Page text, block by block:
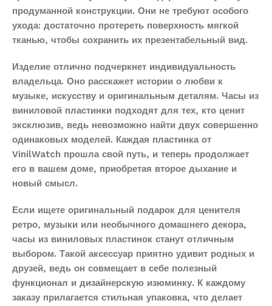
продуманной конструкции. Они не требуют особого
ухода: достаточно протереть поверхность мягкой
тканью, чтобы сохранить их презентабельный вид.
Изделие отлично подчеркнет индивидуальность
владельца. Оно расскажет истории о любви к
музыке, искусству и оригинальным деталям. Часы из
виниловой пластинки подходят для тех, кто ценит
эксклюзив, ведь невозможно найти двух совершенно
одинаковых моделей. Каждая пластинка от
VinilWatch прошла свой путь, и теперь продолжает
его в вашем доме, приобретая второе дыхание и
новый смысл.
Если ищете оригинальный подарок для ценителя
ретро, музыки или необычного домашнего декора,
часы из виниловых пластинок станут отличным
выбором. Такой аксессуар приятно удивит родных и
друзей, ведь он совмещает в себе полезный
функционал и дизайнерскую изюминку. К каждому
заказу прилагается стильная упаковка, что делает